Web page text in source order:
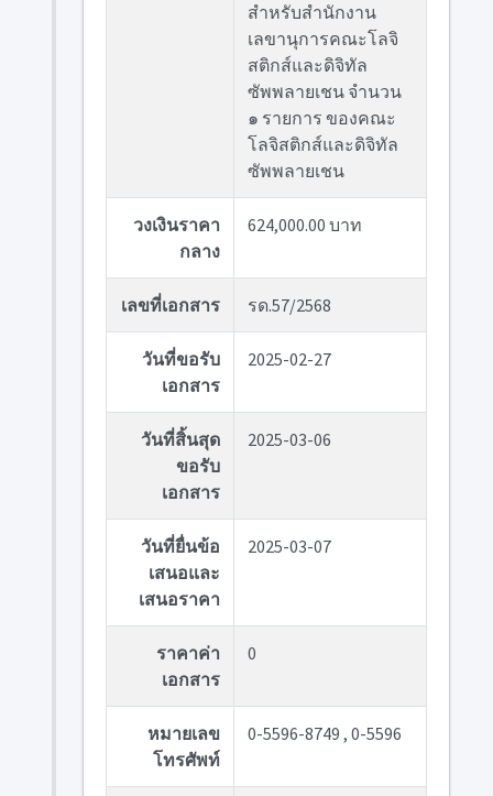
สำหรับสำนักงาน
เลขานุการคณะโลจิ
สติกส์และดิจิทัล
ซัพพลายเชน จำนวน
๑ รายการ ของคณะ
โลจิสติกส์และดิจิทัล
ซัพพลายเชน
วงเงินราคา
กลาง
624,000.00 บาท
เลขที่เอกสาร รด.57/2568
วันที่ขอรับ
เอกสาร
2025-02-27
วันที่สิ้นสุด
ขอรับ
เอกสาร
2025-03-06
วันที่ยื่นข้อ
เสนอและ
เสนอราคา
2025-03-07
ราคาค่า
เอกสาร
0
หมายเลข
โทรศัพท์
0-5596-8749 , 0-5596